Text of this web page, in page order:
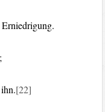
[22]